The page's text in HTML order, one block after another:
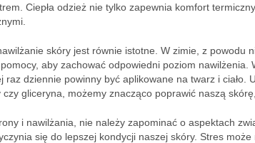
Ciepła odzież nie tylko zapewnia komfort
skóry jest równie istotne. W zimie, z powodu
aby zachować odpowiedni poziom
raz dziennie powinny być aplikowane na twarz i ciało.
czy gliceryna, możemy znacząco poprawić naszą
i nawilżania, nie należy zapominać o aspektach
się do lepszej kondycji naszej skóry. Stres